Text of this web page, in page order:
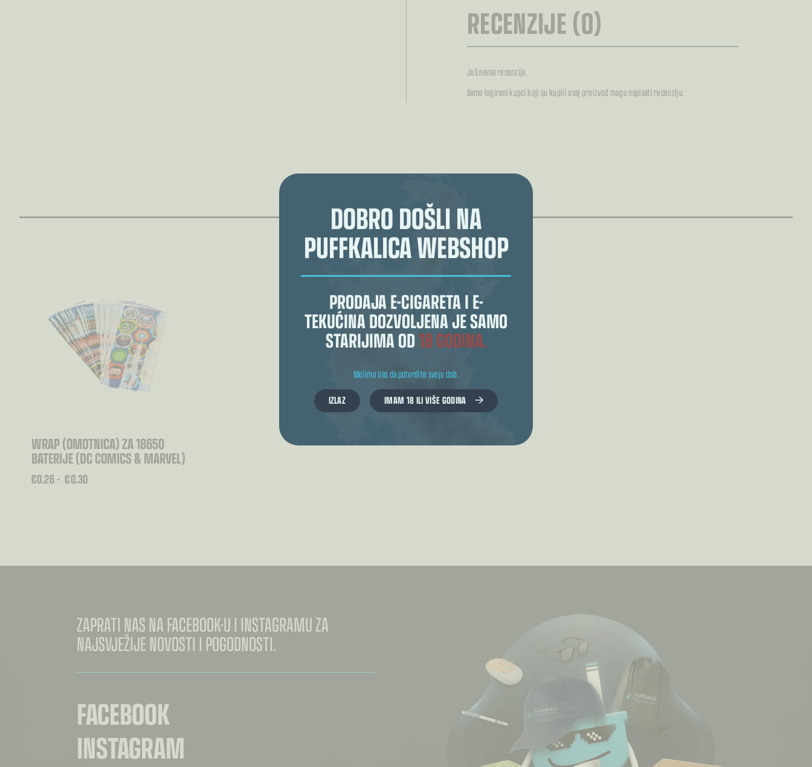
DOBRO DOŠLI NA
PUFFKALICA WEBSHOP
PRODAJA E-CIGARETA I E-
TEKUĆINA DOZVOLJENA JE SAMO
STARIJIMA OD18 GODINA.
Molimo Vas da potvrdite svoju dob.
IMAM 18 ILI VIŠE GODINA
IZLAZ
RECENZIJE (0)
Još nema recenzija.
Samo logirani kupci koji su kupili ovaj proizvod mogu napisati recenziju.
POVEZANI PROIZVODI
WRAP (OMOTNICA) ZA 18650
BATERIJE (DC COMICS & MARVEL)
€0.26– €0.30
RASPON
ZAPRATI NAS NA FACEBOOK-U I INSTAGRAMU ZA
NAJSVJEŽIJE NOVOSTI I POGODNOSTI.
FACEBOOK
INSTAGRAM